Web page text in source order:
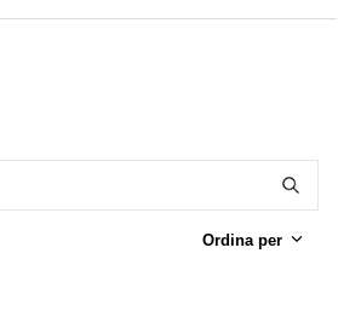
Ordina per